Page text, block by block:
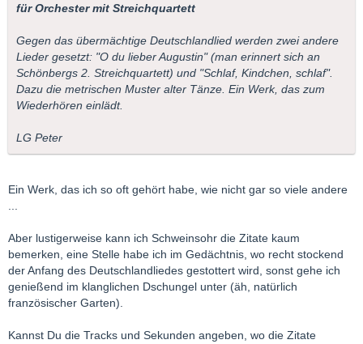
für Orchester mit Streichquartett
Gegen das übermächtige Deutschlandlied werden zwei andere
Lieder gesetzt: "O du lieber Augustin" (man erinnert sich an
Schönbergs 2. Streichquartett) und "Schlaf, Kindchen, schlaf".
Dazu die metrischen Muster alter Tänze. Ein Werk, das zum
Wiederhören einlädt.
LG Peter
Ein Werk, das ich so oft gehört habe, wie nicht gar so viele andere
Aber lustigerweise kann ich Schweinsohr die Zitate kaum
bemerken, eine Stelle habe ich im Gedächtnis, wo recht stockend
der Anfang des Deutschlandliedes gestottert wird, sonst gehe ich
genießend im klanglichen Dschungel unter (äh, natürlich
französischer Garten).
Kannst Du die Tracks und Sekunden angeben, wo die Zitate